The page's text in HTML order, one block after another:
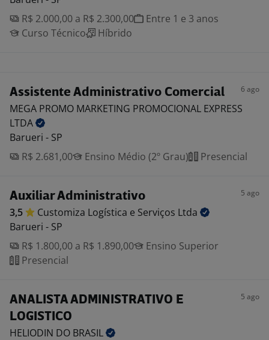
R$ 2.000,00 a R$ 2.300,00
Entre 1 e 3 anos
Curso Técnico
Híbrido
Assistente Administrativo Comercial 6 ago
MEGA PROMO MARKETING PROMOCIONAL EXPRESS
LTDA
Barueri - SP
R$ 2.681,00
Ensino Médio (2º Grau) Presencial
Auxiliar Administrativo 5 ago
3,5 Customiza Logística e Serviços Ltda
Barueri - SP
R$ 1.800,00 a R$ 1.890,00
Ensino Superior
Presencial
ANALISTA ADMINISTRATIVO E
LOGISTICO
5 ago
HELIODIN DO BRASIL